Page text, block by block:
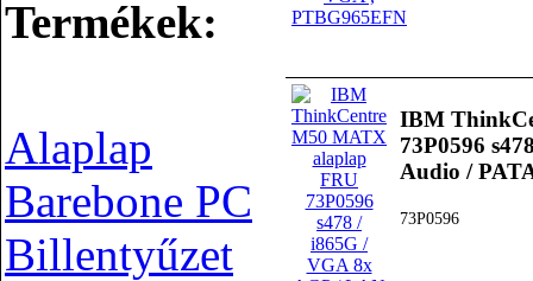
Termékek:
Alaplap
Barebone PC
Billentyűzet
IBM
73P0596
Audio /
73P0596